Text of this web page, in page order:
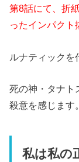
第8話にて、折
ったインパクト
ルナティックを
死の神・タナト
殺意を感じます
私は私の